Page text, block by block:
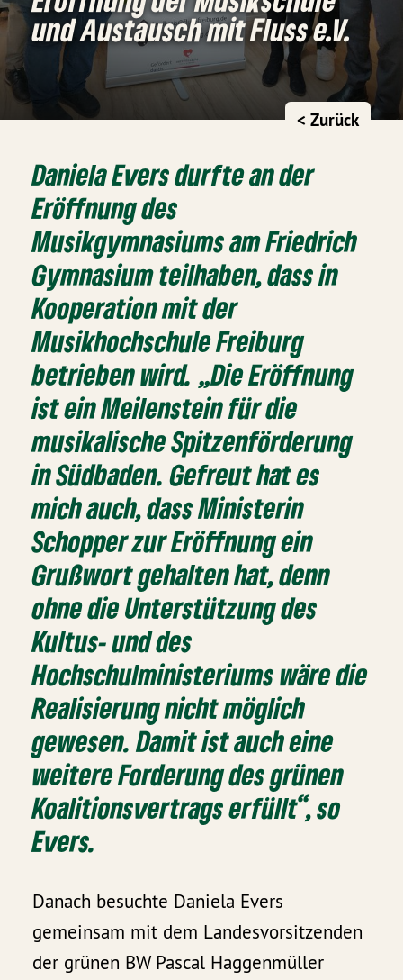
und Austausch mit Fluss e.V.
< Zurück
Daniela Evers durfte an der
Eröffnung des
Musikgymnasiums am Friedrich
Gymnasium teilhaben, dass in
Kooperation mit der
Musikhochschule Freiburg
betrieben wird. „Die Eröffnung
ist ein Meilenstein für die
musikalische Spitzenförderung
in Südbaden. Gefreut hat es
mich auch, dass Ministerin
Schopper zur Eröffnung ein
Grußwort gehalten hat, denn
ohne die Unterstützung des
Kultus- und des
Hochschulministeriums wäre die
Realisierung nicht möglich
gewesen. Damit ist auch eine
weitere Forderung des grünen
Koalitionsvertrags erfüllt“, so
Evers.
Danach besuchte Daniela Evers
gemeinsam mit dem Landesvorsitzenden
der grünen BW Pascal Haggenmüller